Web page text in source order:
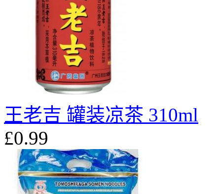
王老吉 罐装凉茶 310ml
£0.99